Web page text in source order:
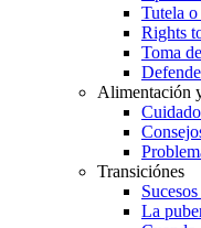
Tutela
Rights
Toma
Alimentación
Transiciónes
La